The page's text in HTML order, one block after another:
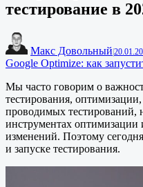
тестирование в
Макс Довольный|
Google Optimize: как
Мы часто говорим о
тестирования,
проводимых тестирований,
инструментах оптимизации
изменений. Поэтому
и запуске тестирования.